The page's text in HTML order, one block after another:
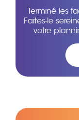
Terminé les
Faites-le
votre